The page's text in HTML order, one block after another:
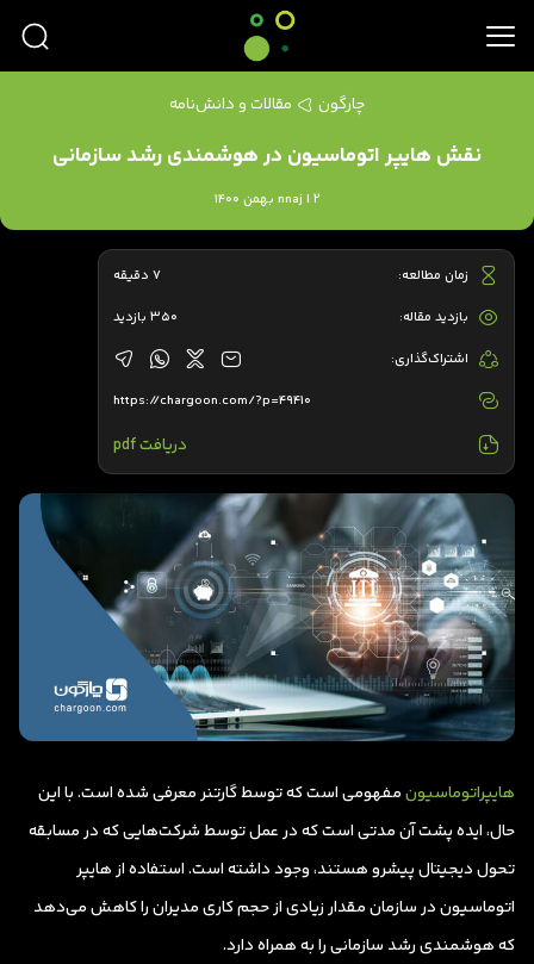
چارگون مقالات و دانش‌نامه
نقش هایپر اتوماسیون در هوشمندی رشد سازمانی
nnaj | 2 بهمن 1400
هایپراتوماسیونمفهومی است که توسط گارتنر معرفی شده است. با این
حال، ایده پشت آن مدتی است که در عمل توسط شرکت‌هایی که در مسابقه
تحول دیجیتال پیشرو هستند، وجود داشته است. استفاده از هایپر
اتوماسیون در سازمان مقدار زیادی از حجم کاری مدیران را کاهش می‌دهد
که هوشمندی رشد سازمانی را به همراه دارد.
زمان مطالعه: 7 دقیقه
بازدید مقاله: 350 بازدید
اشتراک‌گذاری:
https://chargoon.com/?p=49410
دریافت pdf